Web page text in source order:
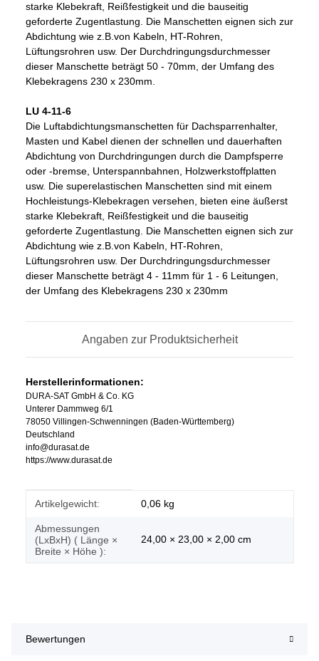
starke Klebekraft, Reißfestigkeit und die bauseitig
geforderte Zugentlastung. Die Manschetten eignen sich zur
Abdichtung wie z.B.von Kabeln, HT-Rohren,
Lüftungsrohren usw. Der Durchdringungsdurchmesser
dieser Manschette beträgt 50 - 70mm, der Umfang des
Klebekragens 230 x 230mm.
LU 4-11-6
Die Luftabdichtungsmanschetten für Dachsparrenhalter,
Masten und Kabel dienen der schnellen und dauerhaften
Abdichtung von Durchdringungen durch die Dampfsperre
oder -bremse, Unterspannbahnen, Holzwerkstoffplatten
usw. Die superelastischen Manschetten sind mit einem
Hochleistungs-Klebekragen versehen, bieten eine äußerst
starke Klebekraft, Reißfestigkeit und die bauseitig
geforderte Zugentlastung. Die Manschetten eignen sich zur
Abdichtung wie z.B.von Kabeln, HT-Rohren,
Lüftungsrohren usw. Der Durchdringungsdurchmesser
dieser Manschette beträgt 4 - 11mm für 1 - 6 Leitungen,
der Umfang des Klebekragens 230 x 230mm
Angaben zur Produktsicherheit
Herstellerinformationen:
DURA-SAT GmbH & Co. KG
Unterer Dammweg 6/1
78050 Villingen-Schwenningen (Baden-Württemberg)
Deutschland
info@durasat.de
https://www.durasat.de
Produkteigenschaft
Wert
Artikelgewicht: 0,06 kg
Abmessungen
(LxBxH) ( Länge ×
Breite × Höhe ):
24,00 × 23,00 × 2,00 cm
Bewertungen